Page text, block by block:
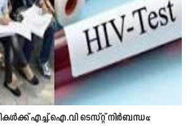
എച്ച്.ഐ.വി ടെസ്റ്റ് നിർബന്ധം;